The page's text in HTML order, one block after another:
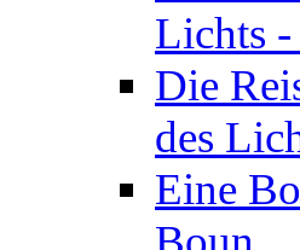
Lichts
Die
des
Eine